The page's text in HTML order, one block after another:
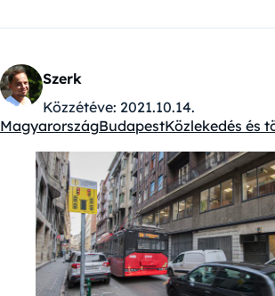
Szerk
Közzétéve: 2021.10.14.
Kategóriák:
MagyarországBudapestKözlekedés és